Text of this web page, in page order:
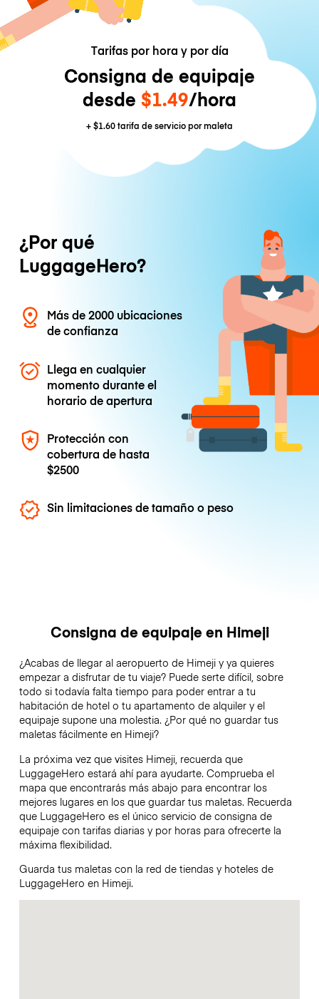
Tarifas por hora y por día
Consigna de equipaje
desde $1.49/hora
+$1.60tarifa de servicio por maleta
¿Por qué
LuggageHero?
Más de 2000 ubicaciones
de confianza
Llega en cualquier
momento durante el
horario de apertura
Protección con
cobertura de hasta
$2500
Sin limitaciones de tamaño o peso
Consigna de equipaje en Himeji
¿Acabas de llegar al aeropuerto de Himeji y ya quieres
empezar a disfrutar de tu viaje? Puede serte difícil, sobre
todo si todavía falta tiempo para poder entrar a tu
habitación de hotel o tu apartamento de alquiler y el
equipaje supone una molestia. ¿Por qué no guardar tus
maletas fácilmente en Himeji?
La próxima vez que visites Himeji, recuerda que
LuggageHero estará ahí para ayudarte. Comprueba el
mapa que encontrarás más abajo para encontrar los
mejores lugares en los que guardar tus maletas. Recuerda
que LuggageHero es el único servicio de consigna de
equipaje con tarifas diarias y por horas para ofrecerte la
máxima flexibilidad.
Guarda tus maletas con la red de tiendas y hoteles de
LuggageHero en Himeji.